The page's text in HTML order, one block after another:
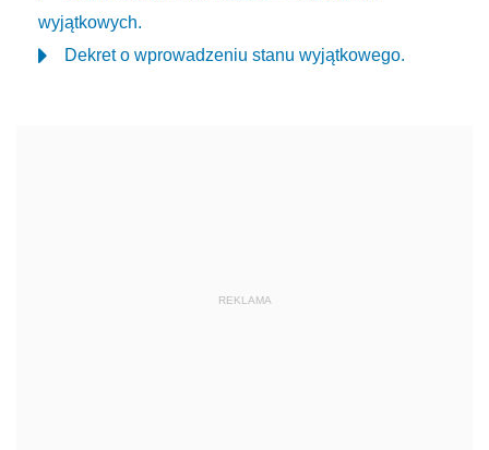
wyjątkowych.
Dekret o wprowadzeniu stanu wyjątkowego.